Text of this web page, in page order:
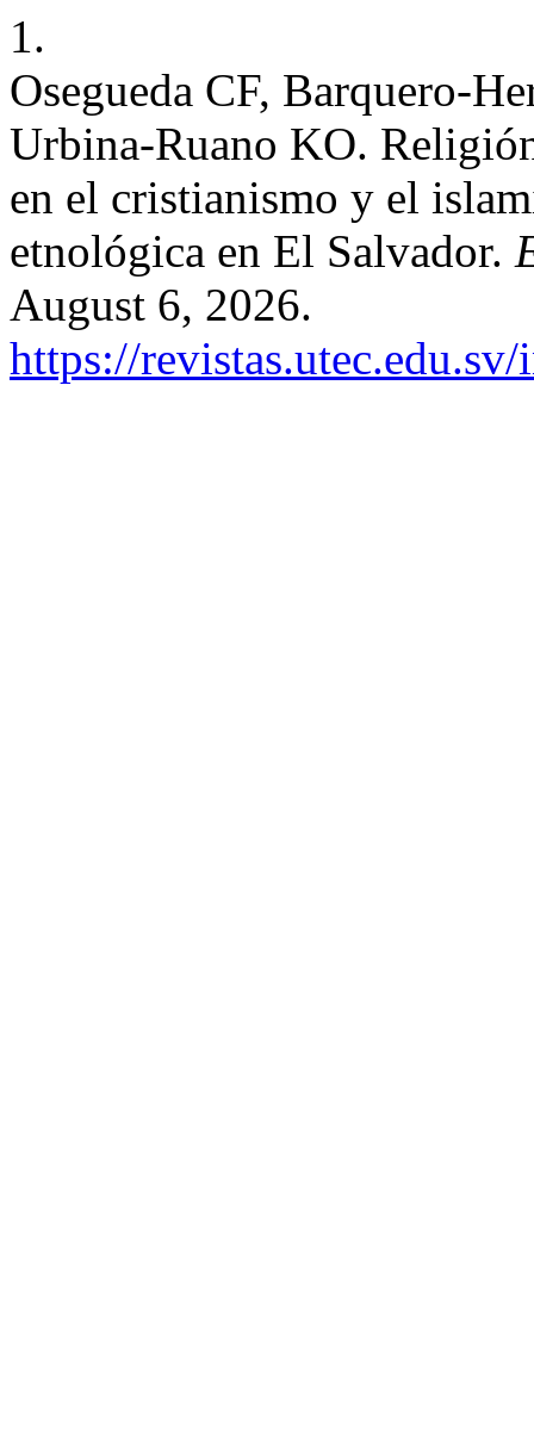
1.
Osegueda CF, Barquero-
Urbina-Ruano KO.
en el cristianismo y el
etnológica en El Salvador.
August 6, 2026.
https://